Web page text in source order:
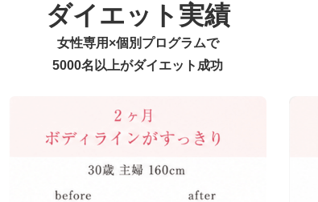
ダイエット実績
女性専用×個別プログラムで
5000名以上がダイエット成功